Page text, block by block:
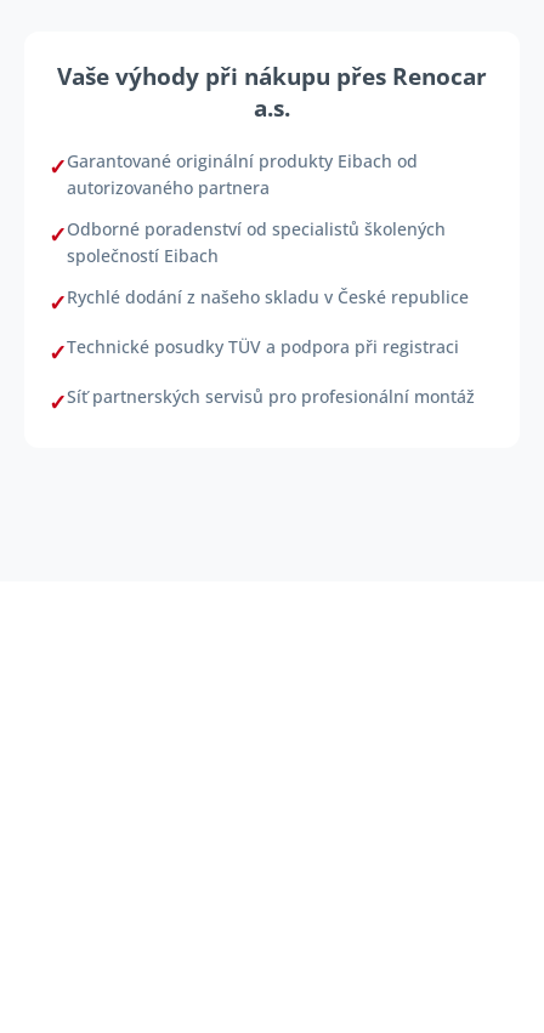
Vaše výhody při nákupu přes Renocar
a.s.
Garantované originální produkty Eibach od
autorizovaného partnera
Odborné poradenství od specialistů školených
společností Eibach
Rychlé dodání z našeho skladu v České republice
Technické posudky TÜV a podpora při registraci
Síť partnerských servisů pro profesionální montáž